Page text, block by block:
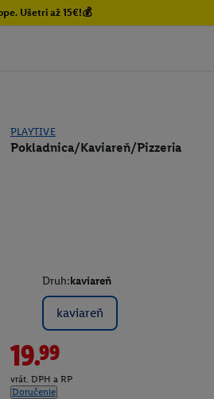
Ušetri až 15€!💰
PLAYTIVE
Pokladnica/Kaviareň/Pizzeria
Druh:kaviareň
kaviareň
19.99
vrát. DPH a RP
Doručenie